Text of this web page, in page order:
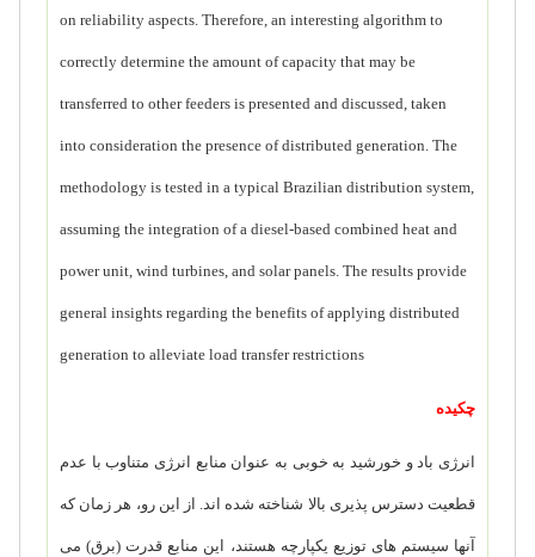
on reliability aspects. Therefore, an interesting algorithm to
correctly determine the amount of capacity that may be
transferred to other feeders is presented and discussed, taken
into consideration the presence of distributed generation. The
methodology is tested in a typical Brazilian distribution system,
assuming the integration of a diesel-based combined heat and
power unit, wind turbines, and solar panels. The results provide
general insights regarding the benefits of applying distributed
generation to alleviate load transfer restrictions
چکیده
انرژی باد و خورشید به خوبی به عنوان منابع انرژی متناوب با عدم
قطعیت دسترس پذیری بالا شناخته شده اند. از این رو، هر زمان که
آنها سیستم های توزیع یکپارچه هستند، این منابع قدرت (برق) می